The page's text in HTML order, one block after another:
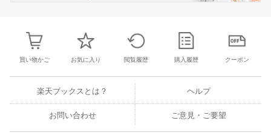
買い物かご お気に入り 閲覧履歴 購入履歴 クーポン
楽天ブックスとは？ ヘルプ
お問い合わせ ご意見・ご要望